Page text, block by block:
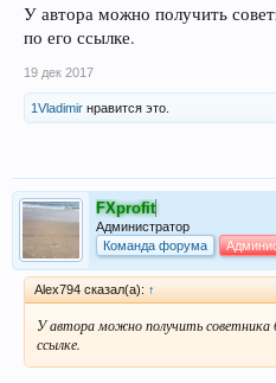
У автора можно получить
по его ссылке.
19 дек 2017
1Vladimir нравится это.
FXprofit
Администратор
Команда форума
Alex794 сказал(а): ↑
У автора можно получить советника
ссылке.